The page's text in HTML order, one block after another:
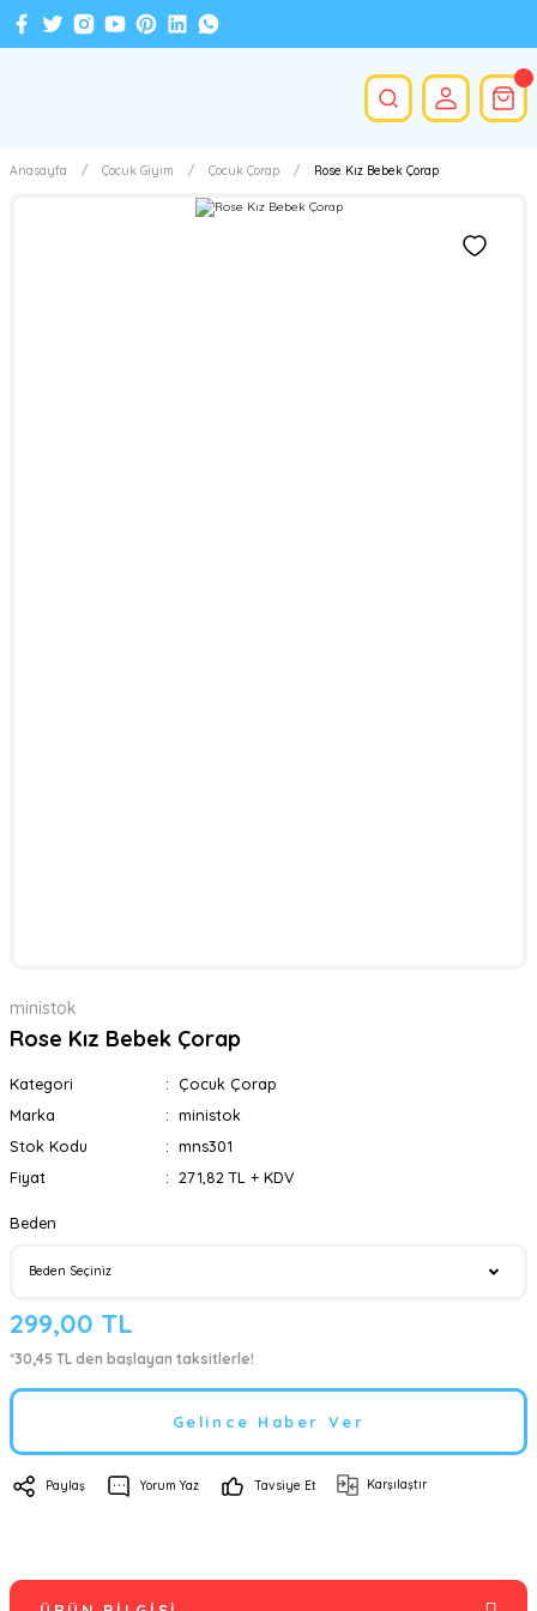
Anasayfa Çocuk Giyim Çocuk Çorap Rose Kız Bebek Çorap
ministok
Rose Kız Bebek Çorap
Kategori
Çocuk Çorap
Marka
ministok
Stok Kodu
mns301
Fiyat
271,82 TL + KDV
Beden
299,00 TL
*30,45 TL den başlayan taksitlerle!
Gelince Haber Ver
Paylaş Yorum Yaz Tavsiye Et Karşılaştır